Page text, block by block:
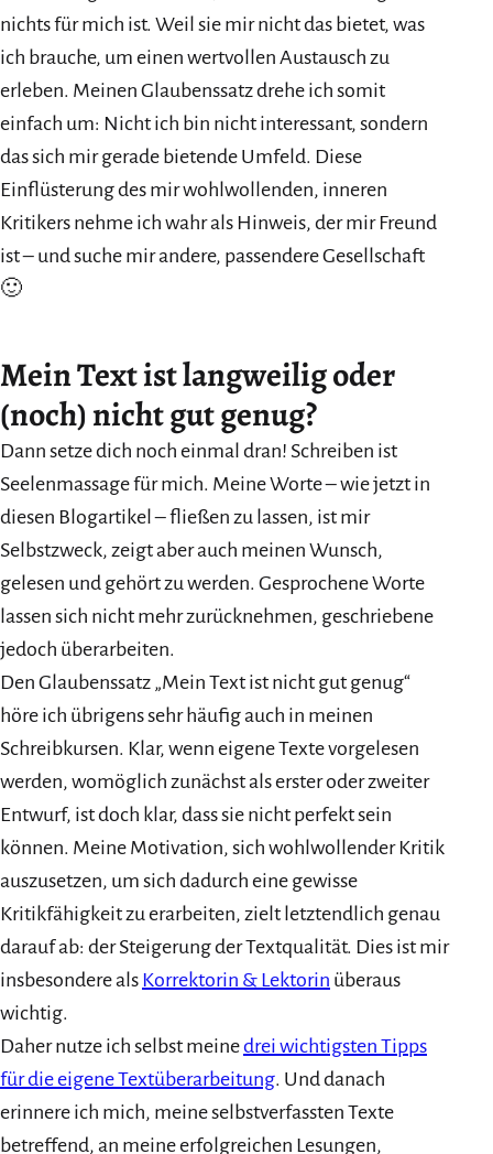
nichts für mich ist. Weil sie mir nicht das bietet, was
ich brauche, um einen wertvollen Austausch zu
erleben. Meinen Glaubenssatz drehe ich somit
einfach um: Nicht ich bin nicht interessant, sondern
das sich mir gerade bietende Umfeld. Diese
Einflüsterung des mir wohlwollenden, inneren
Kritikers nehme ich wahr als Hinweis, der mir Freund
ist – und suche mir andere, passendere Gesellschaft
🙂
Mein Text ist langweilig oder
(noch) nicht gut genug?
Dann setze dich noch einmal dran! Schreiben ist
Seelenmassage für mich. Meine Worte – wie jetzt in
diesen Blogartikel – fließen zu lassen, ist mir
Selbstzweck, zeigt aber auch meinen Wunsch,
gelesen und gehört zu werden. Gesprochene Worte
lassen sich nicht mehr zurücknehmen, geschriebene
jedoch überarbeiten.
Den Glaubenssatz „Mein Text ist nicht gut genug“
höre ich übrigens sehr häufig auch in meinen
Schreibkursen. Klar, wenn eigene Texte vorgelesen
werden, womöglich zunächst als erster oder zweiter
Entwurf, ist doch klar, dass sie nicht perfekt sein
können. Meine Motivation, sich wohlwollender Kritik
auszusetzen, um sich dadurch eine gewisse
Kritikfähigkeit zu erarbeiten, zielt letztendlich genau
darauf ab: der Steigerung der Textqualität. Dies ist mir
insbesondere als Korrektorin & Lektorin überaus
wichtig.
Daher nutze ich selbst meinedrei wichtigsten Tipps
für die eigene Textüberarbeitung. Und danach
erinnere ich mich, meine selbstverfassten Texte
betreffend, an meine erfolgreichen Lesungen,